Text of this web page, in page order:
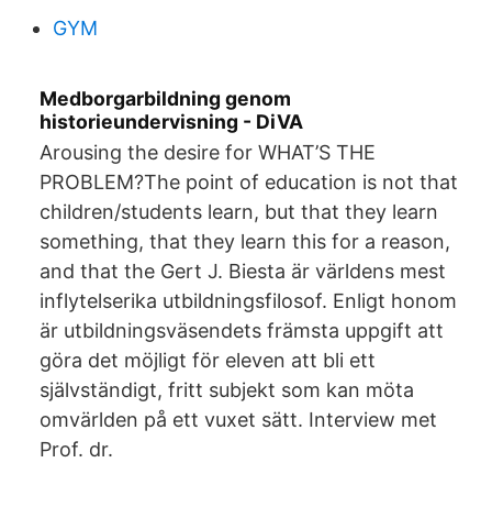
GYM
Medborgarbildning genom
historieundervisning - DiVA
Arousing the desire for WHAT’S THE
PROBLEM?The point of education is not that
children/students learn, but that they learn
something, that they learn this for a reason,
and that the Gert J. Biesta är världens mest
inflytelserika utbildningsfilosof. Enligt honom
är utbildningsväsendets främsta uppgift att
göra det möjligt för eleven att bli ett
självständigt, fritt subjekt som kan möta
omvärlden på ett vuxet sätt. Interview met
Prof. dr.